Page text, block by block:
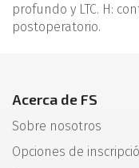
profundo y LTC. H:
postoperatorio.
Acerca de FS
Sobre nosotros
Opciones de